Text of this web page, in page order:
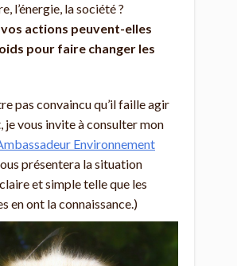
l’énergie, la société ?
actions peuvent-elles
pour faire changer les
pas convaincu qu’il faille agir
je vous invite à consulter mon
Environnement
présentera la situation
et simple telle que les
en ont la connaissance.)